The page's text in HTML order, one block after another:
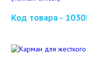
Код товара -